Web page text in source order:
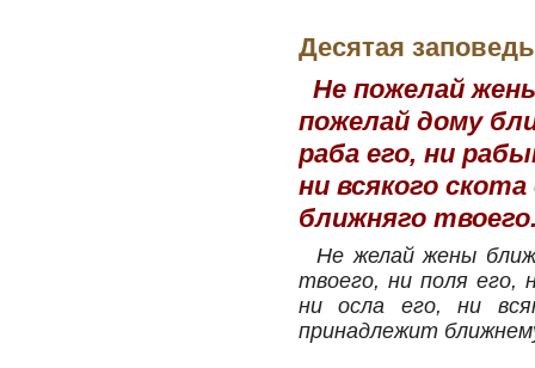
Десятая заповедь
Не пожелай
пожелай дому
раба его, ни
ни всякого
ближняго
Не желай жены
твоего, ни поля его,
ни осла его, ни
принадлежит